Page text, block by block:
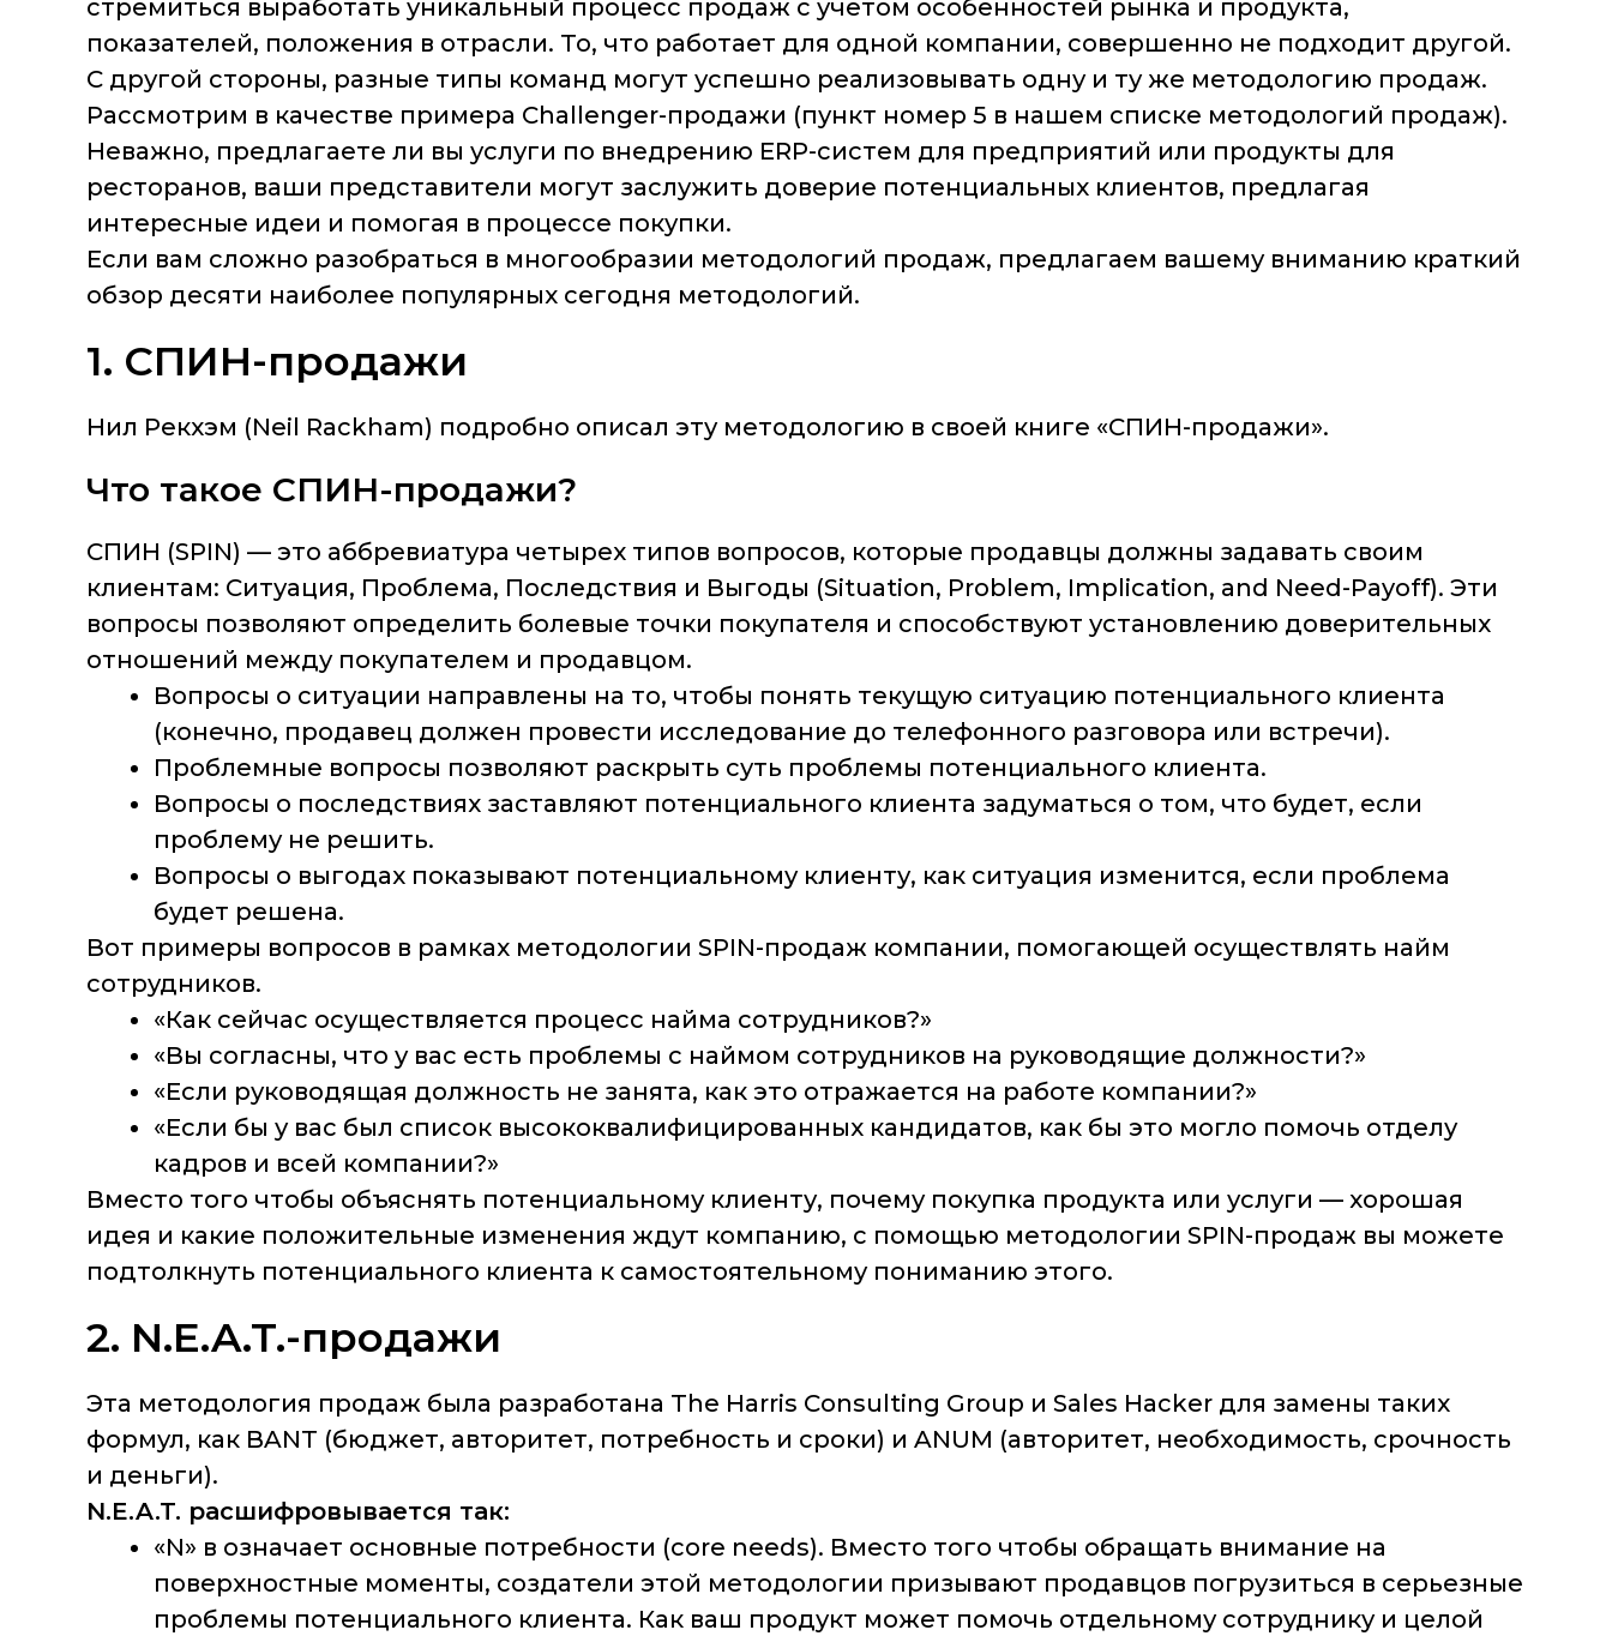
стремиться выработать уникальный процесс продаж с учетом особенностей рынка и продукта,
показателей, положения в отрасли. То, что работает для одной компании, совершенно не подходит другой.
С другой стороны, разные типы команд могут успешно реализовывать одну и ту же методологию продаж.
Рассмотрим в качестве примера Challenger-продажи (пункт номер 5 в нашем списке методологий продаж).
Неважно, предлагаете ли вы услуги по внедрению ERP-систем для предприятий или продукты для
ресторанов, ваши представители могут заслужить доверие потенциальных клиентов, предлагая
интересные идеи и помогая в процессе покупки.
Если вам сложно разобраться в многообразии методологий продаж, предлагаем вашему вниманию краткий
обзор десяти наиболее популярных сегодня методологий.
1. СПИН-продажи
Нил Рекхэм (Neil Rackham) подробно описал эту методологию в своей книге «СПИН-продажи».
Что такое СПИН-продажи?
СПИН (SPIN) — это аббревиатура четырех типов вопросов, которые продавцы должны задавать своим
клиентам: Ситуация, Проблема, Последствия и Выгоды (Situation, Problem, Implication, and Need-Payoff). Эти
вопросы позволяют определить болевые точки покупателя и способствуют установлению доверительных
отношений между покупателем и продавцом.
Вопросы о ситуации направлены на то, чтобы понять текущую ситуацию потенциального клиента
(конечно, продавец должен провести исследование до телефонного разговора или встречи).
Проблемные вопросы позволяют раскрыть суть проблемы потенциального клиента.
Вопросы о последствиях заставляют потенциального клиента задуматься о том, что будет, если
проблему не решить.
Вопросы о выгодах показывают потенциальному клиенту, как ситуация изменится, если проблема
будет решена.
Вот примеры вопросов в рамках методологии SPIN-продаж компании, помогающей осуществлять найм
сотрудников.
«Как сейчас осуществляется процесс найма сотрудников?»
«Вы согласны, что у вас есть проблемы с наймом сотрудников на руководящие должности?»
«Если руководящая должность не занята, как это отражается на работе компании?»
«Если бы у вас был список высококвалифицированных кандидатов, как бы это могло помочь отделу
кадров и всей компании?»
Вместо того чтобы объяснять потенциальному клиенту, почему покупка продукта или услуги — хорошая
идея и какие положительные изменения ждут компанию, с помощью методологии SPIN-продаж вы можете
подтолкнуть потенциального клиента к самостоятельному пониманию этого.
2. N.E.A.T.-продажи
Эта методология продаж была разработана The Harris Consulting Group и Sales Hacker для замены таких
формул, как BANT (бюджет, авторитет, потребность и сроки) и ANUM (авторитет, необходимость, срочность
и деньги).
N.E.A.T. расшифровывается так:
«N» в означает основные потребности (core needs). Вместо того чтобы обращать внимание на
поверхностные моменты, создатели этой методологии призывают продавцов погрузиться в серьезные
проблемы потенциального клиента. Как ваш продукт может помочь отдельному сотруднику и целой